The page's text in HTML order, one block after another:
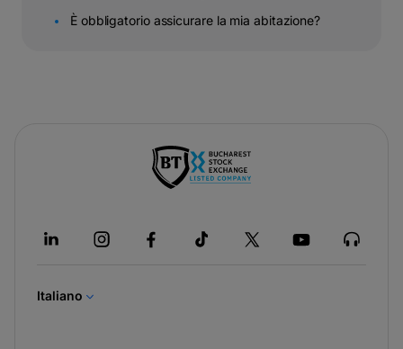
È obbligatorio assicurare la mia abitazione?
in
Italiano